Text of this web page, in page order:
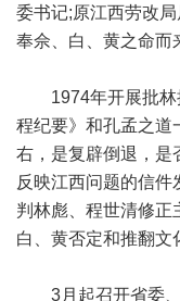
委书记;原江西劳改
奉佘、白、黄之命而
1974年开展批林
程纪要》和孔孟之道
右，是复辟倒退，是
反映江西问题的信
判林彪、程世清修正
白、黄否定和推翻文
3月起召开省委、